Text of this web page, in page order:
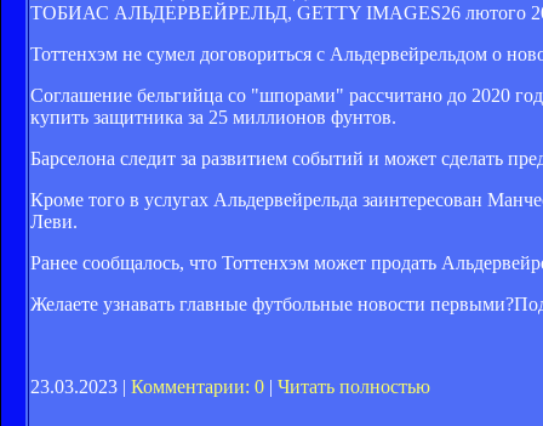
ТОБИАС АЛЬДЕРВЕЙРЕЛЬД, GETTY IMAGES26 лютого
Тоттенхэм не сумел договориться с Альдервейрельдом о
Соглашение бельгийца со "шпорами" рассчитано до 2020
купить защитника за 25 миллионов фунтов.
Барселона следит за развитием событий и может сделать
Кроме того в услугах Альдервейрельда заинтересован
Леви.
Ранее сообщалось, что ​Тоттенхэм может продать
Желаете узнавать главные футбольные новости первыми?
23.03.2023 | Комментарии: 0 | Читать полностью